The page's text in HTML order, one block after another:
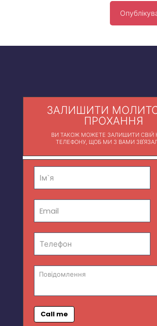
ЗАЛИШИТИ
ПРОХАННЯ
ВИ ТАКОЖ МОЖЕТЕ ЗАЛИШИТИ СВІЙ
ТЕЛЕФОНУ, ЩОБ МИ З ВАМИ
Call me